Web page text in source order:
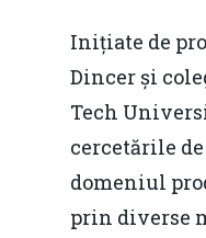
Inițiate de
Dincer și
Tech
cercetările
domeniul
prin diverse